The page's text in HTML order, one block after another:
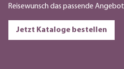
Reisewunsch das passende
Jetzt Kataloge bestellen